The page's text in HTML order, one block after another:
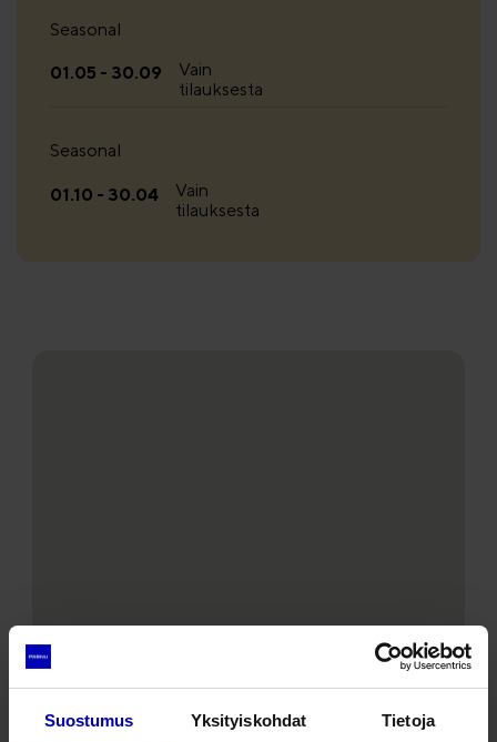
Suostumus Yksityiskohdat Tietoja
Seasonal
01.05 - 30.09
Vain
tilauksesta
Seasonal
01.10 - 30.04
Vain
tilauksesta